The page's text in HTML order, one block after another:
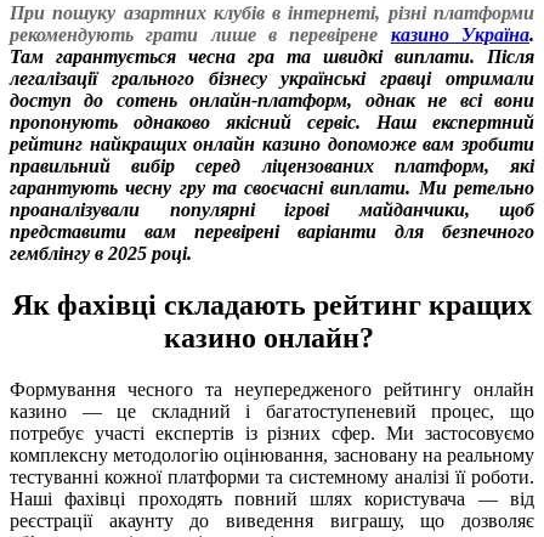
При пошуку азартних клубів в інтернеті, різні платформи
рекомендують грати лише в перевірене казино Україна.
Там гарантується чесна гра та швидкі виплати. Після
легалізації грального бізнесу українські гравці отримали
доступ до сотень онлайн-платформ, однак не всі вони
пропонують однаково якісний сервіс. Наш експертний
рейтинг найкращих онлайн казино допоможе вам зробити
правильний вибір серед ліцензованих платформ, які
гарантують чесну гру та своєчасні виплати. Ми ретельно
проаналізували популярні ігрові майданчики, щоб
представити вам перевірені варіанти для безпечного
гемблінгу в 2025 році.
Як фахівці складають рейтинг кращих
казино онлайн?
Формування чесного та неупередженого рейтингу онлайн
казино — це складний і багатоступеневий процес, що
потребує участі експертів із різних сфер. Ми застосовуємо
комплексну методологію оцінювання, засновану на реальному
тестуванні кожної платформи та системному аналізі її роботи.
Наші фахівці проходять повний шлях користувача — від
реєстрації акаунту до виведення виграшу, що дозволяє